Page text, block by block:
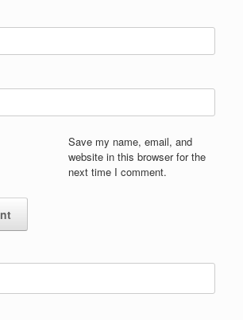
Save my name, email, and
website in this browser for the
next time I comment.